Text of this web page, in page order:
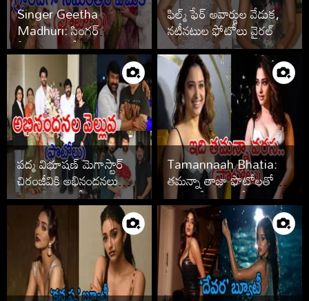
Singer Geetha
Madhuri: సింగర్
గీతామాధురి సీమంతపు
వేడుక ఫొటోలు
ఫిల్మ్ ఫేర్ అవార్డుల వేడుక,
నటీనటుల ఫోటోలు వైరల్
పద్మ విభూషణ్ మెగాస్టార్
చిరంజీవికి అభినందనలు
తెలిపిన సెలబ్రిటీలు
Tamannaah Bhatia:
తమన్నా తాజా ఫొటోలతో
సోషల్ మీడియా షేక్